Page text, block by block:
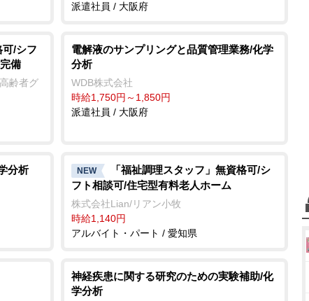
派遣社員 / 大阪府
可/シフ
備
齢者グ
電解液のサンプリングと品質管理業務/化学
分析
WDB株式会社
時給1,750円～1,850円
派遣社員 / 大阪府
分析 NEW
「福祉調理スタッフ」無資格可/シ
フト相談可/住宅型有料老人ホーム
株式会社Lian/リアン小牧
時給1,140円
アルバイト・パート / 愛知県
神経疾患に関する研究のための実験補助/化
学分析